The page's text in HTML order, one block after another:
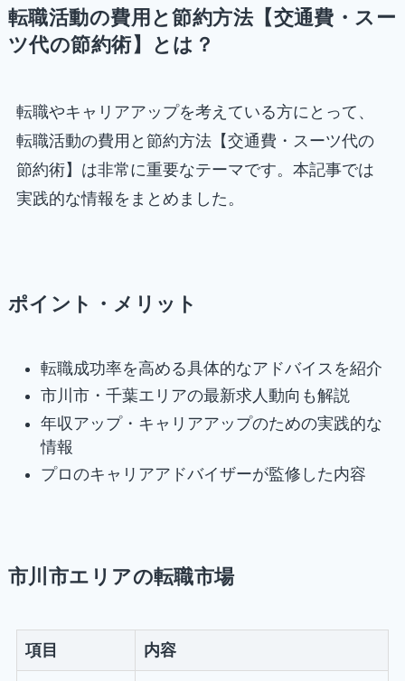
転職活動の費用と節約方法【交通費・スー
ツ代の節約術】とは？
転職やキャリアアップを考えている方にとって、
転職活動の費用と節約方法【交通費・スーツ代の
節約術】は非常に重要なテーマです。本記事では
実践的な情報をまとめました。
ポイント・メリット
転職成功率を高める具体的なアドバイスを紹介
市川市・千葉エリアの最新求人動向も解説
年収アップ・キャリアアップのための実践的な
情報
プロのキャリアアドバイザーが監修した内容
市川市エリアの転職市場
項目 内容